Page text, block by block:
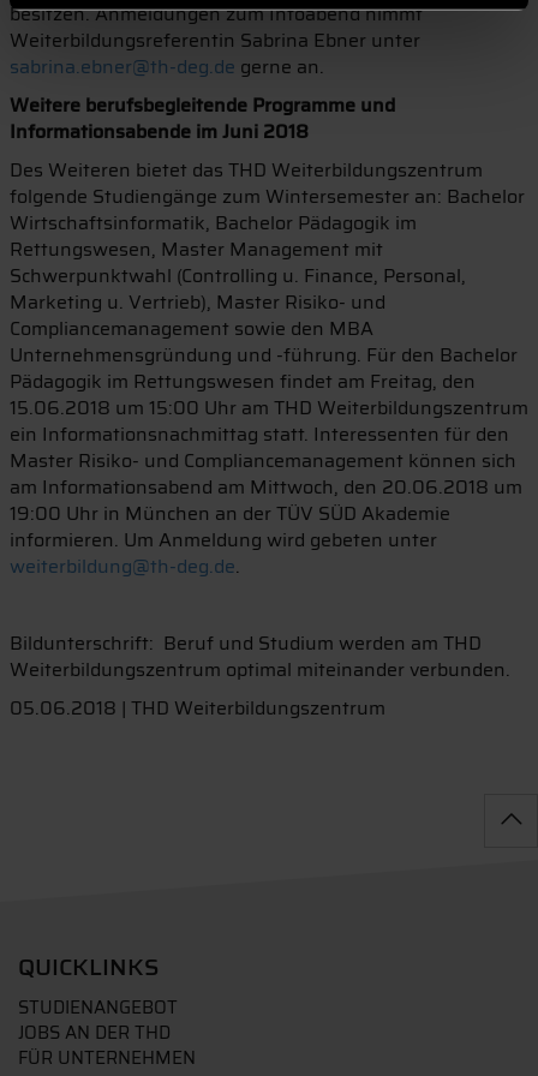
besitzen. Anmeldungen zum Infoabend nimmt
Weiterbildungsreferentin Sabrina Ebner unter
sabrina.ebner@th-deg.de gerne an.
Weitere berufsbegleitende Programme und
Informationsabende im Juni 2018
Des Weiteren bietet das THD Weiterbildungszentrum
folgende Studiengänge zum Wintersemester an: Bachelor
Wirtschaftsinformatik, Bachelor Pädagogik im
Rettungswesen, Master Management mit
Schwerpunktwahl (Controlling u. Finance, Personal,
Marketing u. Vertrieb), Master Risiko- und
Compliancemanagement sowie den MBA
Unternehmensgründung und -führung. Für den Bachelor
Pädagogik im Rettungswesen findet am Freitag, den
15.06.2018 um 15:00 Uhr am THD Weiterbildungszentrum
ein Informationsnachmittag statt. Interessenten für den
Master Risiko- und Compliancemanagement können sich
am Informationsabend am Mittwoch, den 20.06.2018 um
19:00 Uhr in München an der TÜV SÜD Akademie
informieren. Um Anmeldung wird gebeten unter
weiterbildung@th-deg.de.
Bildunterschrift: Beruf und Studium werden am THD
Weiterbildungszentrum optimal miteinander verbunden.
05.06.2018 | THD Weiterbildungszentrum
QUICKLINKS
STUDIENANGEBOT
JOBS AN DER THD
FÜR UNTERNEHMEN